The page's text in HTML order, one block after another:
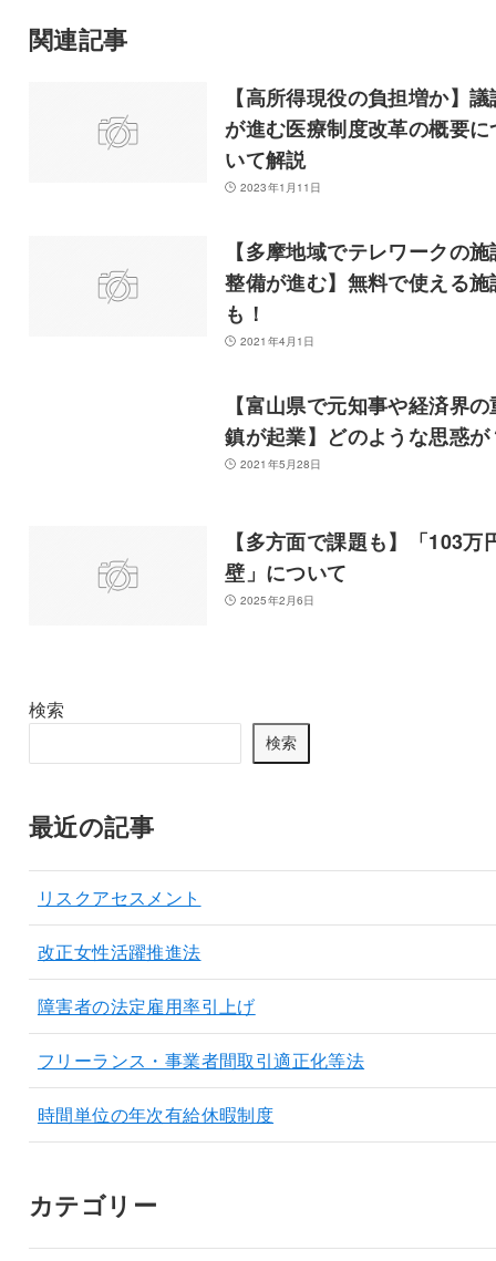
関連記事
【高所得現役の負担増か】議
が進む医療制度改革の概要に
いて解説
2023年1月11日
【多摩地域でテレワークの施
整備が進む】無料で使える施
も！
2021年4月1日
【富山県で元知事や経済界の
鎮が起業】どのような思惑が
2021年5月28日
【多方面で課題も】「103万
壁」について
2025年2月6日
検索
検索
最近の記事
リスクアセスメント
改正女性活躍推進法
障害者の法定雇用率引上げ
フリーランス・事業者間取引適正化等法
時間単位の年次有給休暇制度
カテゴリー